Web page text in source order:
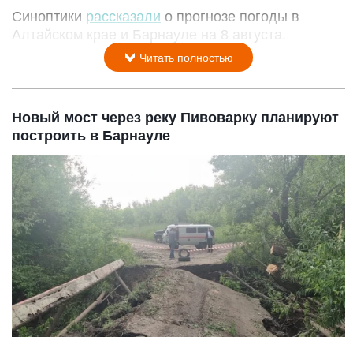
Синоптики рассказали о прогнозе погоды в
Алтайском крае и Барнауле на 8 августа.
Читать полностью
Новый мост через реку Пивоварку планируют
построить в Барнауле